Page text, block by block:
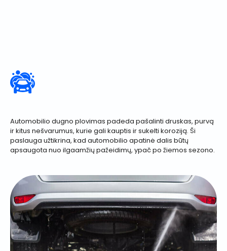
Automobilio dugno plovimas padeda pašalinti druskas, purvą
ir kitus nešvarumus, kurie gali kauptis ir sukelti koroziją. Ši
paslauga užtikrina, kad automobilio apatinė dalis būtų
apsaugota nuo ilgaamžių pažeidimų, ypač po žiemos sezono.